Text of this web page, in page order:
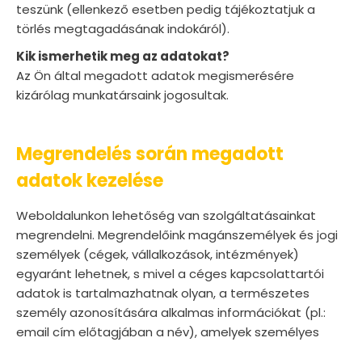
teszünk (ellenkező esetben pedig tájékoztatjuk a
törlés megtagadásának indokáról).
Kik ismerhetik meg az adatokat?
Az Ön által megadott adatok megismerésére
kizárólag munkatársaink jogosultak.
Megrendelés során megadott
adatok kezelése
Weboldalunkon lehetőség van szolgáltatásainkat
megrendelni. Megrendelőink magánszemélyek és jogi
személyek (cégek, vállalkozások, intézmények)
egyaránt lehetnek, s mivel a céges kapcsolattartói
adatok is tartalmazhatnak olyan, a természetes
személy azonosítására alkalmas információkat (pl.:
email cím előtagjában a név), amelyek személyes